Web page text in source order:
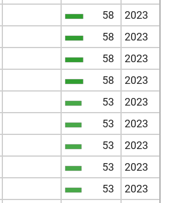
58
2023
58
2023
58
2023
58
2023
53
2023
53
2023
53
2023
53
2023
53
2023